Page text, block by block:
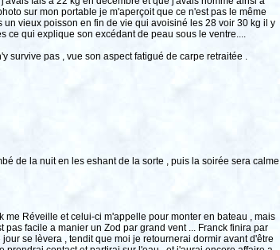
sur mon portable je m'aperçoit que ce n'est pas le même
vieux poisson en fin de vie qui avoisiné les 28 voir 30 kg il y
ce qui explique son excédant de peau sous le ventre....
survive pas , vue son aspect fatigué de carpe retraitée .
de la nuit en les eshant de la sorte , puis la soirée sera calme
Réveille et celui-ci m'appelle pour monter en bateau , mais
facile a manier un Zod par grand vent ... Franck finira par
se lèvera , tendit que moi je retournerai dormir avant d'être